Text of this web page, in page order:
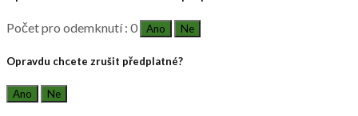
Počet pro odemknutí : 0 Ano Ne
Opravdu chcete zrušit předplatné?
Ano Ne